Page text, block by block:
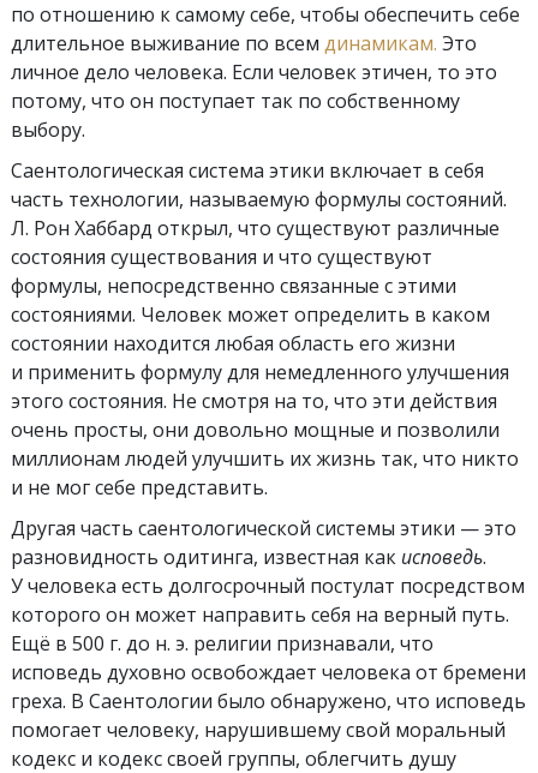
по отношению к самому себе, чтобы обеспечить себе
длительное выживание по всем динамикам. Это
личное дело человека. Если человек этичен, то это
потому, что он поступает так по собственному
выбору.
Саентологическая система этики включает в себя
часть технологии, называемую формулы состояний.
Л. Рон Хаббард открыл, что существуют различные
состояния существования и что существуют
формулы, непосредственно связанные с этими
состояниями. Человек может определить в каком
состоянии находится любая область его жизни
и применить формулу для немедленного улучшения
этого состояния. Не смотря на то, что эти действия
очень просты, они довольно мощные и позволили
миллионам людей улучшить их жизнь так, что никто
и не мог себе представить.
Другая часть саентологической системы этики — это
разновидность одитинга, известная как исповедь.
У человека есть долгосрочный постулат посредством
которого он может направить себя на верный путь.
Ещё в 500 г. до н. э. религии признавали, что
исповедь духовно освобождает человека от бремени
греха. В Саентологии было обнаружено, что исповедь
помогает человеку, нарушившему свой моральный
кодекс и кодекс своей группы, облегчить душу